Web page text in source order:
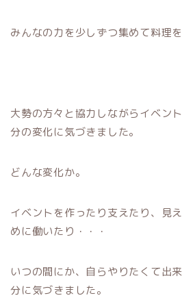
みんなの力を少しずつ集めて料理
大勢の方々と協力しながらイベン
分の変化に気づきました。
どんな変化か。
イベントを作ったり支えたり、見
めに働いたり・・・
いつの間にか、自らやりたくて出
分に気づきました。